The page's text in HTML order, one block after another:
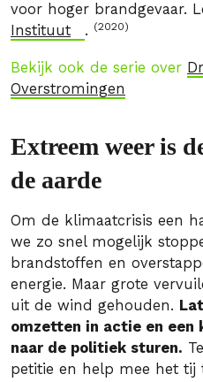
voor hoger brandgevaar.
Instituut
. (2020)
Bekijk ook de serie over
Overstromingen
Extreem weer is
de aarde
Om de klimaatcrisis een
we zo snel mogelijk
brandstoffen en
energie. Maar grote
uit de wind gehouden.
omzetten in actie en een
naar de politiek sturen.
petitie en help mee het tij